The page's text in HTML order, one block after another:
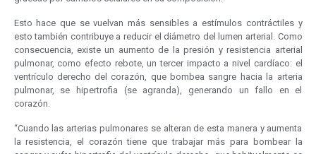
Esto hace que se vuelvan más sensibles a estímulos contráctiles y
esto también contribuye a reducir el diámetro del lumen arterial. Como
consecuencia, existe un aumento de la presión y resistencia arterial
pulmonar, como efecto rebote, un tercer impacto a nivel cardíaco: el
ventrículo derecho del corazón, que bombea sangre hacia la arteria
pulmonar, se hipertrofia (se agranda), generando un fallo en el
corazón.
“Cuando las arterias pulmonares se alteran de esta manera y aumenta
la resistencia, el corazón tiene que trabajar más para bombear la